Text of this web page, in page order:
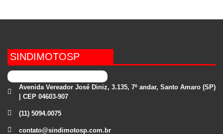
SINDIMOTOSP
Avenida Vereador José Diniz, 3.135, 7º andar, Santo Amaro (SP)
| CEP 04603-907
(11) 5094.0075
contato@sindimotosp.com.br